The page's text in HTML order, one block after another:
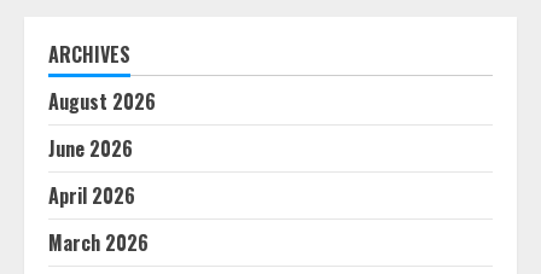
ARCHIVES
August 2026
June 2026
April 2026
March 2026